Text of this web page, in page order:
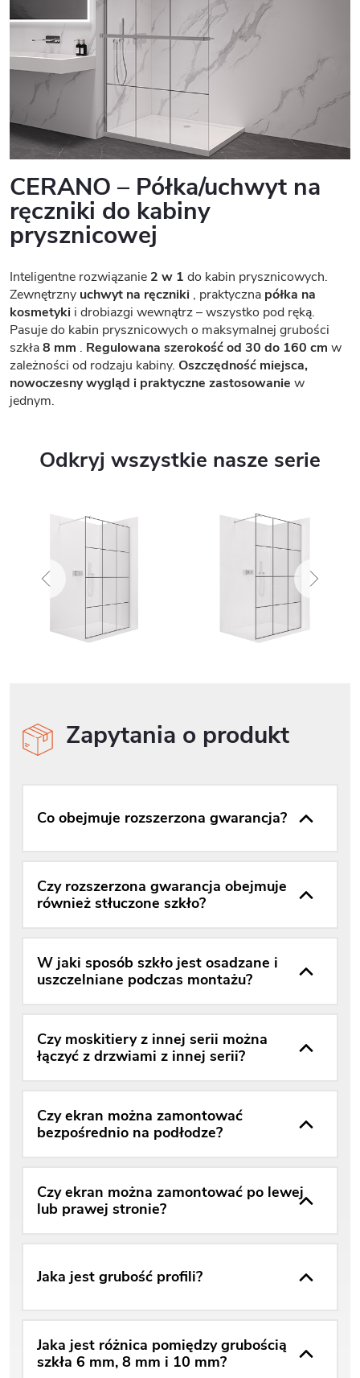
CERANO – Półka/uchwyt na
ręczniki do kabiny
prysznicowej
Inteligentne rozwiązanie 2 w 1 do kabin prysznicowych.
Zewnętrzny uchwyt na ręczniki , praktyczna półka na
kosmetyki i drobiazgi wewnątrz – wszystko pod ręką.
Pasuje do kabin prysznicowych o maksymalnej grubości
szkła8 mm . Regulowana szerokość od 30 do 160 cm w
zależności od rodzaju kabiny. Oszczędność miejsca,
nowoczesny wygląd i praktyczne zastosowanie w
jednym.
Odkryj wszystkie nasze serie
Zapytania o produkt
Co obejmuje rozszerzona gwarancja?
Czy rozszerzona gwarancja obejmuje
również stłuczone szkło?
W jaki sposób szkło jest osadzane i
uszczelniane podczas montażu?
Czy moskitiery z innej serii można
łączyć z drzwiami z innej serii?
Czy ekran można zamontować
bezpośrednio na podłodze?
Czy ekran można zamontować po lewej
lub prawej stronie?
Jaka jest grubość profili?
Jaka jest różnica pomiędzy grubością
szkła 6 mm, 8 mm i 10 mm?